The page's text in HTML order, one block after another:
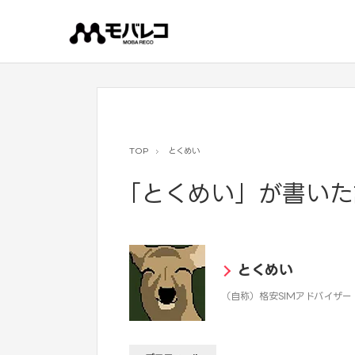
ス
TOP とくめい
「とくめい」が書い
とくめい
（自称）格安SIMアドバイザ